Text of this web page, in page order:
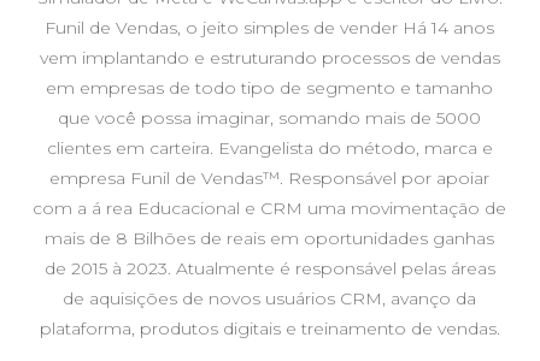
Funil de Vendas, o jeito simples de vender Há 14 anos
vem implantando e estruturando processos de vendas
em empresas de todo tipo de segmento e tamanho
que você possa imaginar, somando mais de 5000
clientes em carteira. Evangelista do método, marca e
empresa Funil de Vendas™. Responsável por apoiar
com a á rea Educacional e CRM uma movimentação de
mais de 8 Bilhões de reais em oportunidades ganhas
de 2015 à 2023. Atualmente é responsável pelas áreas
de aquisições de novos usuários CRM, avanço da
plataforma, produtos digitais e treinamento de vendas.